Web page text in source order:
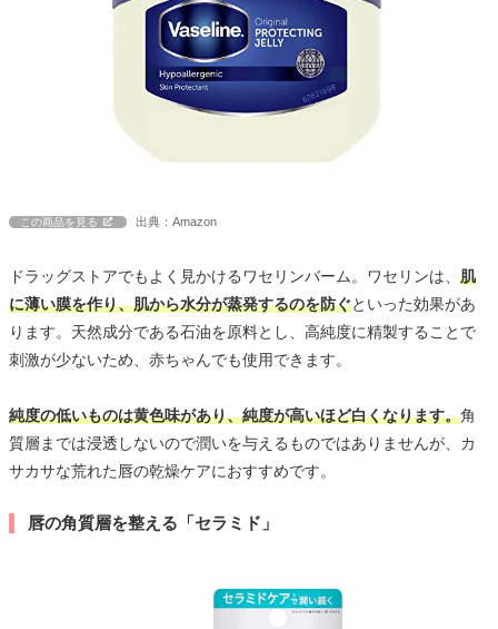
この商品を見る 出典：Amazon
ドラッグストアでもよく見かけるワセリンバーム。ワセリンは、 肌
に薄い膜を作り、肌から水分が蒸発するのを防ぐといった効果があ
ります。天然成分である石油を原料とし、高純度に精製することで
刺激が少ないため、赤ちゃんでも使用できます。
純度の低いものは黄色味があり、純度が高いほど白くなります。角
質層までは浸透しないので潤いを与えるものではありませんが、カ
サカサな荒れた唇の乾燥ケアにおすすめです。
唇の角質層を整える「セラミド」